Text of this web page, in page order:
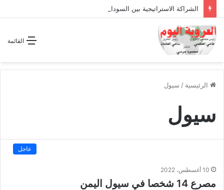
القائمة
الرئيسية / سيول
سيول
عاجل
10 أغسطس، 2022
مصرع 14 شخصا في سيول اليمن